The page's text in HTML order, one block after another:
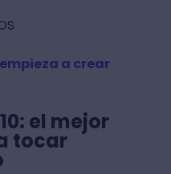
a crear
el mejor
tocar